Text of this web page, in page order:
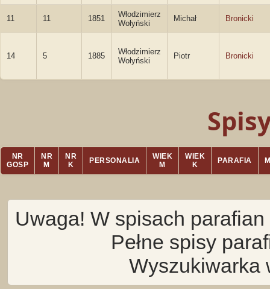
11 11 1851
Włodzimierz
Wołyński
Michał Bronicki
14 5 1885
Włodzimierz
Wołyński
Piotr Bronicki
NR
GOSP
NR
M
NR
K
PERSONALIA
WIEK
M
WIEK
K
PARAFIA
Uwaga! W spisach
Pełne spisy
Wyszukiwarka